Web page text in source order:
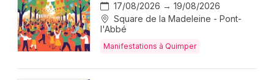
17/08/2026 → 19/08/2026
Square de la Madeleine - Pont-
l'Abbé
Manifestations à Quimper